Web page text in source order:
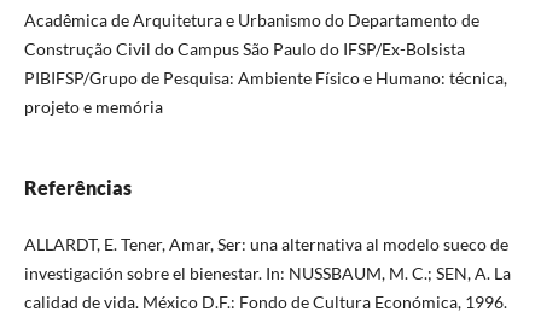
Acadêmica de Arquitetura e Urbanismo do Departamento de
Construção Civil do Campus São Paulo do IFSP/Ex-Bolsista
PIBIFSP/Grupo de Pesquisa: Ambiente Físico e Humano: técnica,
projeto e memória
Referências
ALLARDT, E. Tener, Amar, Ser: una alternativa al modelo sueco de
investigación sobre el bienestar. In: NUSSBAUM, M. C.; SEN, A. La
calidad de vida. México D.F.: Fondo de Cultura Económica, 1996.